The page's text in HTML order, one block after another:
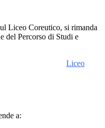
Liceo Coreutico, si rimanda
del Percorso di Studi e
Liceo
a: